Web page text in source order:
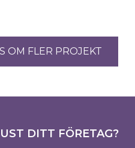
OM FLER PROJEKT
DITT FÖRETAG?